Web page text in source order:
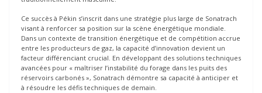
Ce succès à Pékin s’inscrit dans une stratégie plus large de Sonatrach
visant à renforcer sa position sur la scène énergétique mondiale.
Dans un contexte de transition énergétique et de compétition accrue
entre les producteurs de gaz, la capacité d’innovation devient un
facteur différenciant crucial. En développant des solutions techniques
avancées pour « maîtriser l’instabilité du forage dans les puits des
réservoirs carbonés », Sonatrach démontre sa capacité à anticiper et
à résoudre les défis techniques de demain.